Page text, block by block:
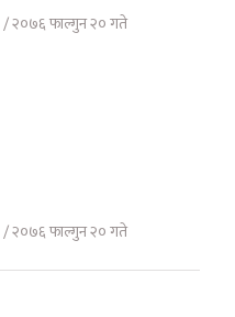
२०७६ फाल्गुन २० गते
२०७६ फाल्गुन २० गते